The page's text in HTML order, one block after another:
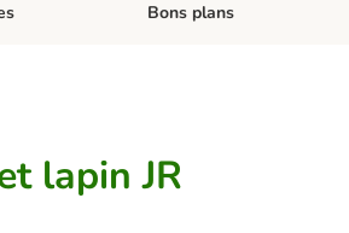
Cheval Dérouler les catégories: Top
Bons plans
lapin JR